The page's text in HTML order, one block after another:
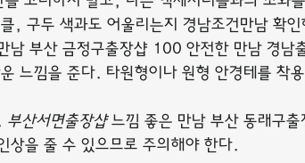
, 구두 색과도 어울리는지 경남조건만남 확인
남 부산 금정구출장샵 100 안전한 만남 경남
느낌을 준다. 타원형이나 원형 안경테를 착
부산서면출장샵 느낌 좋은 만남 부산 동래구
상을 줄 수 있으므로 주의해야 한다.